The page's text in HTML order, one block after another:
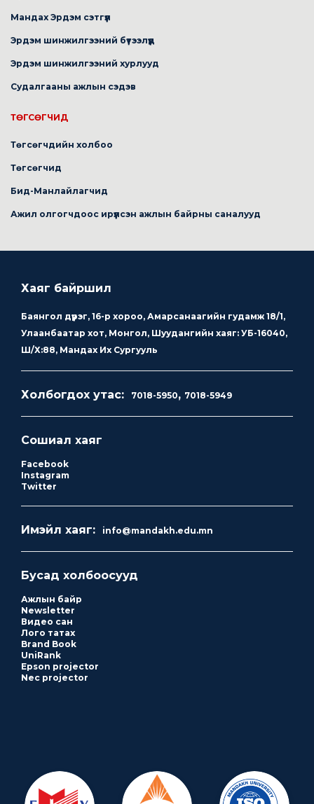
Мандах Эрдэм сэтгүүл
Эрдэм шинжилгээний бүтээлүүд
Эрдэм шинжилгээний хурлууд
Судалгааны ажлын сэдэв
ТӨГСӨГЧИД
Төгсөгчдийн холбоо
Төгсөгчид
Бид-Манлайлагчид
Ажил олгогчдоос ирүүлсэн ажлын байрны саналууд
Хаяг байршил
Баянгол дүүрэг, 16-р хороо, Амарсанаагийн гудамж 18/1,
Улаанбаатар хот, Монгол, Шуудангийн хаяг: УБ-16040,
Ш/Х:88, Мандах Их Сургууль
Холбогдох утас: 7018-5950, 7018-5949
Сошиал хаяг
Facebook
Instagram
Twitter
Имэйл хаяг: info@mandakh.edu.mn
Бусад холбоосууд
Ажлын байр
Newsletter
Видео сан
Лого татах
Brand Book
UniRank
Epson projector
Nec projector